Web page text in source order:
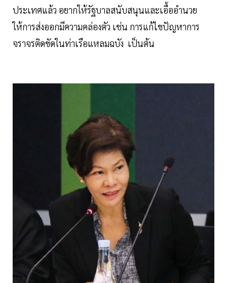
ประเทศแล้ว อยากให้รัฐบาลสนับสนุนและเอื้ออำนวย
ให้การส่งออกมีความคล่องตัว เช่น การแก้ไขปัญหาการ
จราจรติดขัดในท่าเรือแหลมฉบัง เป็นต้น